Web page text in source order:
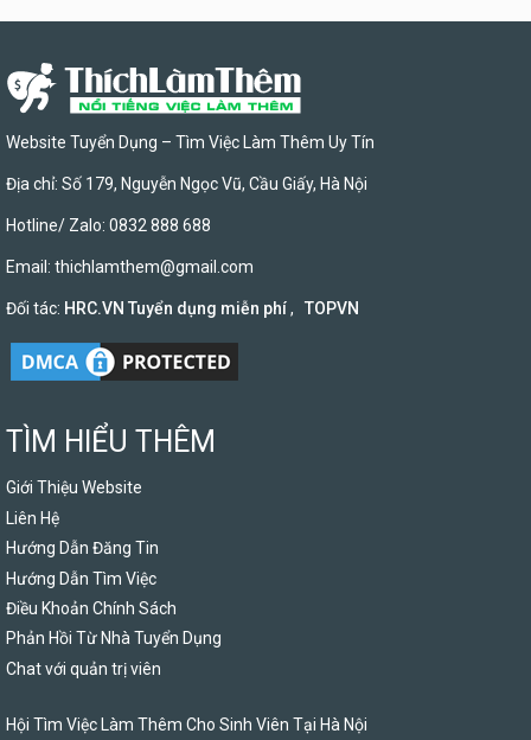
Website Tuyển Dụng – Tìm Việc Làm Thêm Uy Tín
Địa chỉ: Số 179, Nguyễn Ngọc Vũ, Cầu Giấy, Hà Nội
Hotline/ Zalo: 0832 888 688
Email: thichlamthem@gmail.com
Đối tác: HRC.VN Tuyển dụng miễn phí, TOPVN
TÌM HIỂU THÊM
Giới Thiệu Website
Liên Hệ
Hướng Dẫn Đăng Tin
Hướng Dẫn Tìm Việc
Điều Khoản Chính Sách
Phản Hồi Từ Nhà Tuyển Dụng
Chat với quản trị viên
Hội Tìm Việc Làm Thêm Cho Sinh Viên Tại Hà Nội